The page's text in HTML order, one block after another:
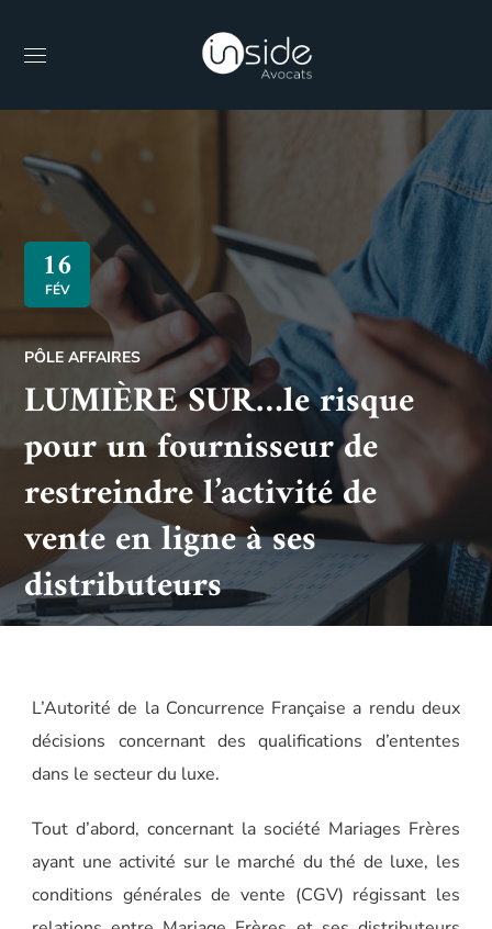
16
FÉV
PÔLE AFFAIRES
LUMIÈRE SUR…le risque
pour un fournisseur de
restreindre l’activité de
vente en ligne à ses
distributeurs
L’Autorité de la Concurrence Française a rendu deux
décisions concernant des qualifications d’ententes
dans le secteur du luxe.
Tout d’abord, concernant la société Mariages Frères
ayant une activité sur le marché du thé de luxe, les
conditions générales de vente (CGV) régissant les